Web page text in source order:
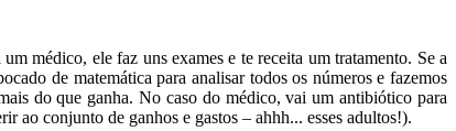
médico, ele faz uns exames e te receita um tratamento. Se a
de matemática para analisar todos os números e fazemos
do que ganha. No caso do médico, vai um antibiótico para
ao conjunto de ganhos e gastos – ahhh... esses adultos!).